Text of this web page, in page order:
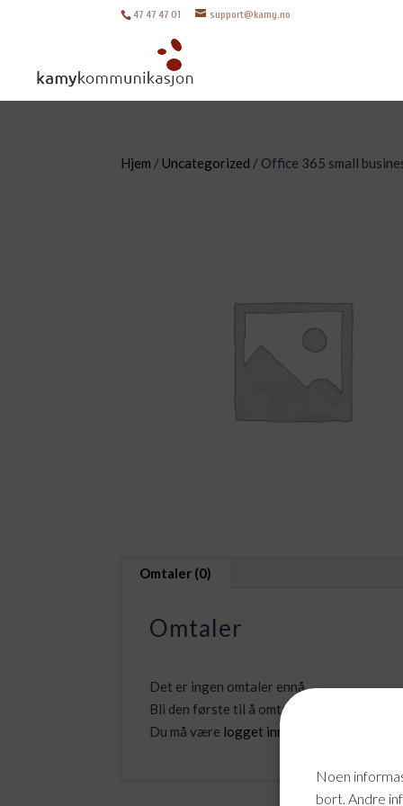
Noen
bort. Andre
47 47 47 01 support@kamy.no
Hjem / Uncategorized / Office 365 small
Omtaler (0)
Omtaler
Det er ingen omtaler ennå.
Bli den første til å omtale «Office 365 small
Du må være logget inn